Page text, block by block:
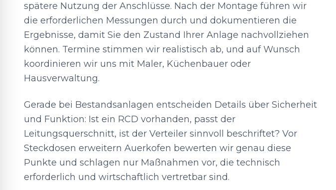
spätere Nutzung der Anschlüsse. Nach der Montage führen wir
die erforderlichen Messungen durch und dokumentieren die
Ergebnisse, damit Sie den Zustand Ihrer Anlage nachvollziehen
können. Termine stimmen wir realistisch ab, und auf Wunsch
koordinieren wir uns mit Maler, Küchenbauer oder
Hausverwaltung.
Gerade bei Bestandsanlagen entscheiden Details über Sicherheit
und Funktion: Ist ein RCD vorhanden, passt der
Leitungsquerschnitt, ist der Verteiler sinnvoll beschriftet? Vor
Steckdosen erweitern Auerkofen bewerten wir genau diese
Punkte und schlagen nur Maßnahmen vor, die technisch
erforderlich und wirtschaftlich vertretbar sind.